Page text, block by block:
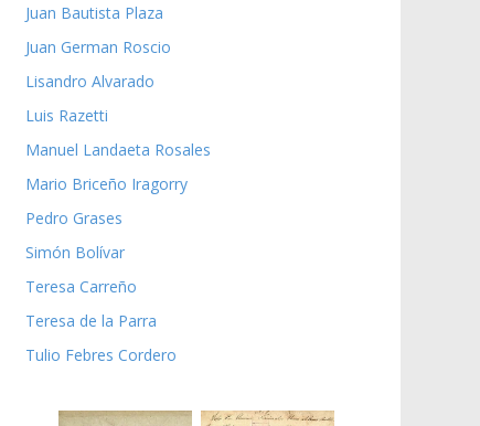
Juan Bautista Plaza
Juan German Roscio
Lisandro Alvarado
Luis Razetti
Manuel Landaeta Rosales
Mario Briceño Iragorry
Pedro Grases
Simón Bolívar
Teresa Carreño
Teresa de la Parra
Tulio Febres Cordero